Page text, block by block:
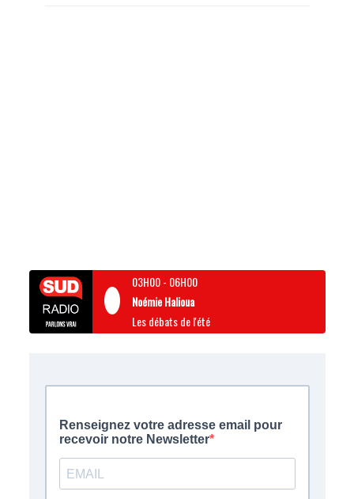
03H00- 06H00
Noémie Halioua
Les débats de l'été